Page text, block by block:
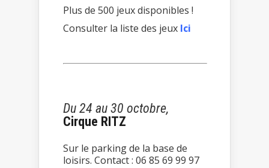
Plus de 500 jeux disponibles !
Consulter la liste des jeux Ici
Du 24 au 30 octobre,
Cirque RITZ
Sur le parking de la base de
loisirs. Contact : 06 85 69 99 97